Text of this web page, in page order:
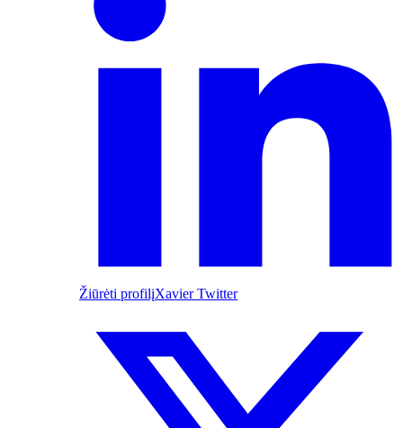
Žiūrėti profilįXavier Twitter